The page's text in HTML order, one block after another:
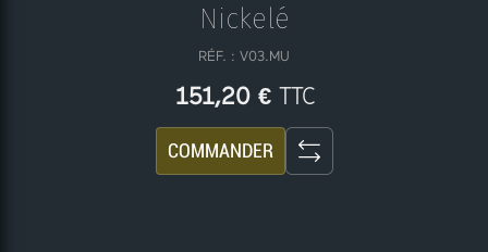
Nickelé
RÉF. : V03.MU
151,20 € TTC
COMMANDER